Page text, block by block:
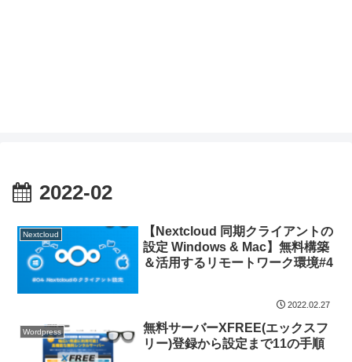
2022-02
Nextcloud
【Nextcloud 同期クライアントの
設定 Windows & Mac】無料構築
＆活用するリモートワーク環境#4
2022.02.27
Wordpress
無料サーバーXFREE(エックスフ
リー)登録から設定まで11の手順